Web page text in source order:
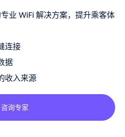
业 WiFi 解决方案，提升乘客体
连接
据
收入来源
咨询专家